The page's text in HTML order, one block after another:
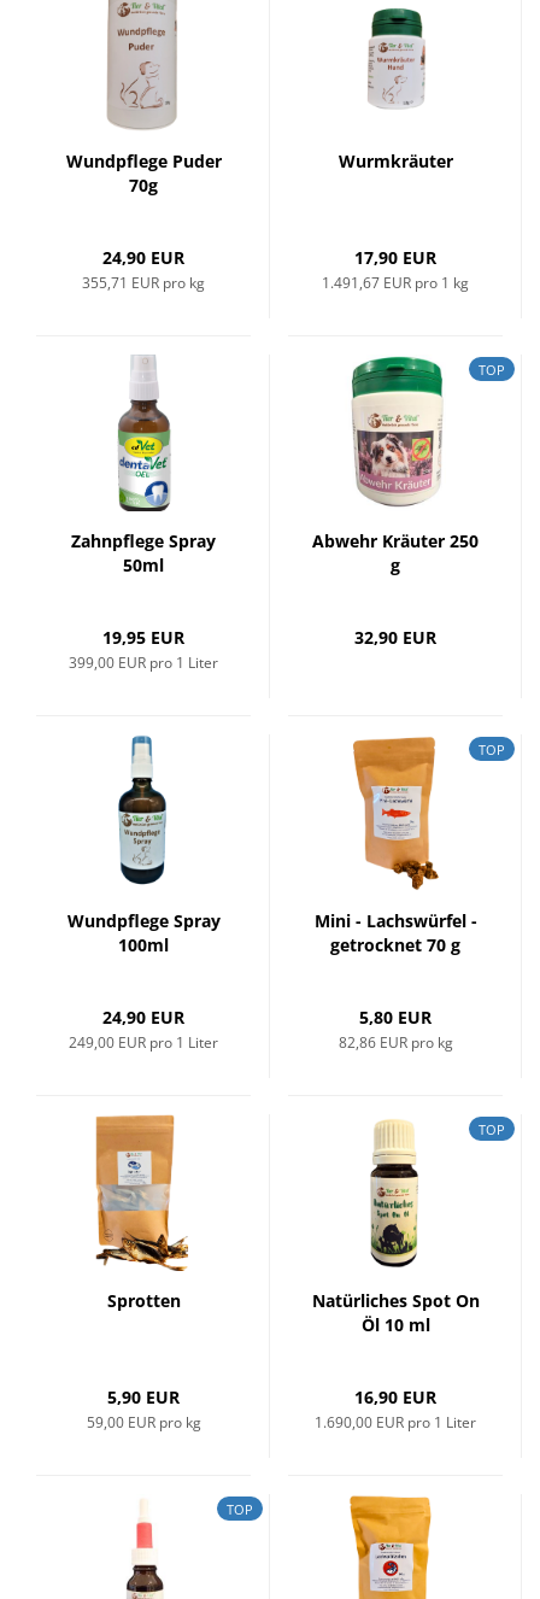
Wundpflege Puder
70g
24,90 EUR
355,71 EUR pro kg
Wurmkräuter
17,90 EUR
1.491,67 EUR pro 1 kg
Zahnpflege Spray
50ml
19,95 EUR
399,00 EUR pro 1 Liter
TOP
Abwehr Kräuter 250
g
32,90 EUR
Wundpflege Spray
100ml
24,90 EUR
249,00 EUR pro 1 Liter
TOP
Mini - Lachswürfel -
getrocknet 70 g
5,80 EUR
82,86 EUR pro kg
Sprotten
5,90 EUR
59,00 EUR pro kg
TOP
Natürliches Spot On
Öl 10 ml
16,90 EUR
1.690,00 EUR pro 1 Liter
TOP